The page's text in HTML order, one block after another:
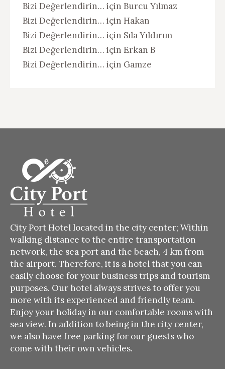
Bizi Değerlendirin… için Burcu Yılmaz
Bizi Değerlendirin… için Hakan
Bizi Değerlendirin… için Sıla Yıldırım
Bizi Değerlendirin… için Erkan B
Bizi Değerlendirin… için Gamze
City Port Hotel located in the city center; Within
walking distance to the entire transportation
network, the sea port and the beach, 4 km from
the airport. Therefore, it is a hotel that you can
easily choose for your business trips and tourism
purposes. Our hotel always strives to offer you
more with its experienced and friendly team.
Enjoy your holiday in our comfortable rooms with
sea view. In addition to being in the city center,
we also have free parking for our guests who
come with their own vehicles.